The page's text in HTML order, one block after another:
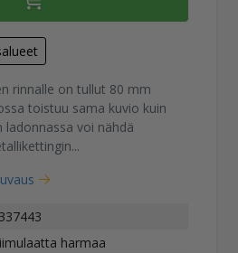
rinnalle on tullut 80 mm
toistuu sama kuvio kuin
ladonnassa voi nähdä
harmaa